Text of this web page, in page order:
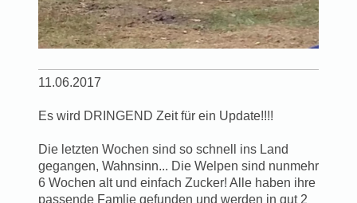
11.06.2017
Es wird DRINGEND Zeit für ein Update!!!!
Die letzten Wochen sind so schnell ins Land
gegangen, Wahnsinn... Die Welpen sind nunmehr
6 Wochen alt und einfach Zucker! Alle haben ihre
passende Famlie gefunden und werden in gut 2